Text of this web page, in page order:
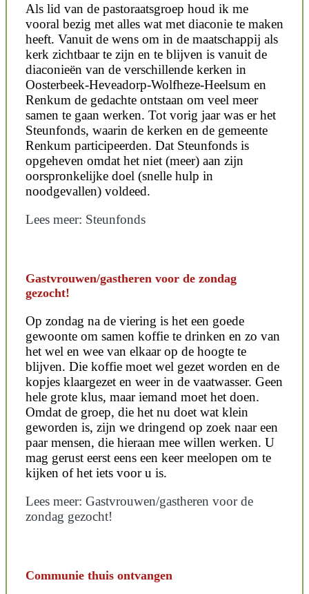
Als lid van de pastoraatsgroep houd ik me
vooral bezig met alles wat met diaconie te maken
heeft. Vanuit de wens om in de maatschappij als
kerk zichtbaar te zijn en te blijven is vanuit de
diaconieën van de verschillende kerken in
Oosterbeek-Heveadorp-Wolfheze-Heelsum en
Renkum de gedachte ontstaan om veel meer
samen te gaan werken. Tot vorig jaar was er het
Steunfonds, waarin de kerken en de gemeente
Renkum participeerden. Dat Steunfonds is
opgeheven omdat het niet (meer) aan zijn
oorspronkelijke doel (snelle hulp in
noodgevallen) voldeed.
Lees meer: Steunfonds
Gastvrouwen/gastheren voor de zondag
gezocht!
Op zondag na de viering is het een goede
gewoonte om samen koffie te drinken en zo van
het wel en wee van elkaar op de hoogte te
blijven. Die koffie moet wel gezet worden en de
kopjes klaargezet en weer in de vaatwasser. Geen
hele grote klus, maar iemand moet het doen.
Omdat de groep, die het nu doet wat klein
geworden is, zijn we dringend op zoek naar een
paar mensen, die hieraan mee willen werken. U
mag gerust eerst eens een keer meelopen om te
kijken of het iets voor u is.
Lees meer: Gastvrouwen/gastheren voor de
zondag gezocht!
Communie thuis ontvangen